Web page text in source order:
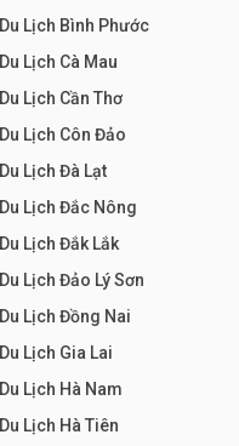
Du Lịch Bình Phước
Du Lịch Cà Mau
Du Lịch Cần Thơ
Du Lịch Côn Đảo
Du Lịch Đà Lạt
Du Lịch Đắc Nông
Du Lịch Đắk Lắk
Du Lịch Đảo Lý Sơn
Du Lịch Đồng Nai
Du Lịch Gia Lai
Du Lịch Hà Nam
Du Lịch Hà Tiên